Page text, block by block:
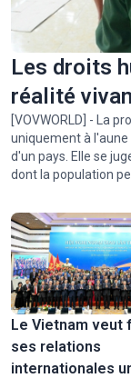
Les droits
réalité
[VOVWORLD] - La
uniquement à
d'un pays. Elle se
dont la population
population. Dans
comme le centre et
Le Vietnam veut
ses relations
internationales